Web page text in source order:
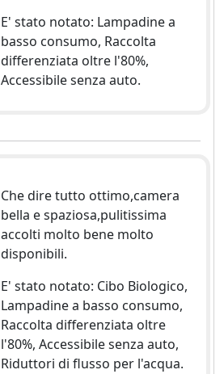
E' stato notato: Lampadine a
basso consumo, Raccolta
differenziata oltre l'80%,
Accessibile senza auto.
Che dire tutto ottimo,camera
bella e spaziosa,pulitissima
accolti molto bene molto
disponibili.
E' stato notato: Cibo Biologico,
Lampadine a basso consumo,
Raccolta differenziata oltre
l'80%, Accessibile senza auto,
Riduttori di flusso per l'acqua.